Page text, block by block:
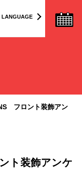
LANGUAGE
フロント装飾アン
ト装飾アンケ